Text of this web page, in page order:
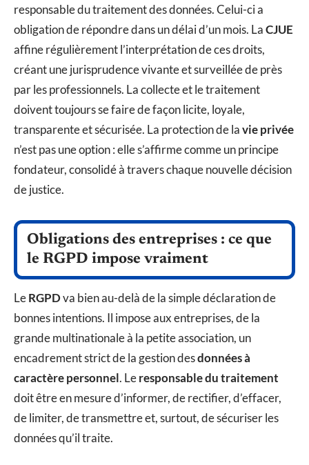
responsable du traitement des données. Celui-ci a
obligation de répondre dans un délai d’un mois. LaCJUE
affine régulièrement l’interprétation de ces droits,
créant une jurisprudence vivante et surveillée de près
par les professionnels. La collecte et le traitement
doivent toujours se faire de façon licite, loyale,
transparente et sécurisée. La protection de lavie privée
n’est pas une option : elle s’affirme comme un principe
fondateur, consolidé à travers chaque nouvelle décision
de justice.
Obligations des entreprises : ce que
le RGPD impose vraiment
LeRGPDva bien au-delà de la simple déclaration de
bonnes intentions. Il impose aux entreprises, de la
grande multinationale à la petite association, un
encadrement strict de la gestion desdonnées à
caractère personnel. Leresponsable du traitement
doit être en mesure d’informer, de rectifier, d’effacer,
de limiter, de transmettre et, surtout, de sécuriser les
données qu’il traite.